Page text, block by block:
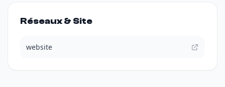
Réseaux & Site
website